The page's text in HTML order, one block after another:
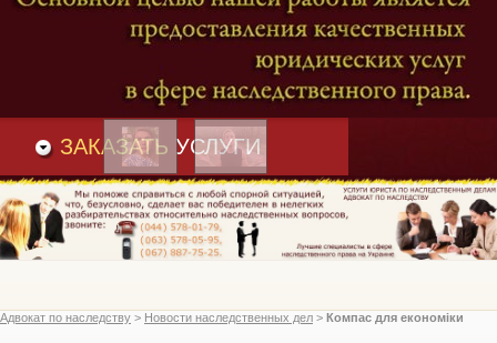
Адвокат наследственные дела
и Вакансии
ЗАКАЗАТЬ УСЛУГИ
Адвокат по наследству > Новости наследственных дел > Компас для економіки